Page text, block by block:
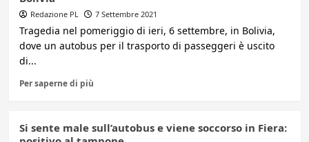
Redazione PL 7 Settembre 2021
Tragedia nel pomeriggio di ieri, 6 settembre, in Bolivia,
dove un autobus per il trasporto di passeggeri è uscito
di...
Per saperne di più
Si sente male sull’autobus e viene soccorso in Fiera: